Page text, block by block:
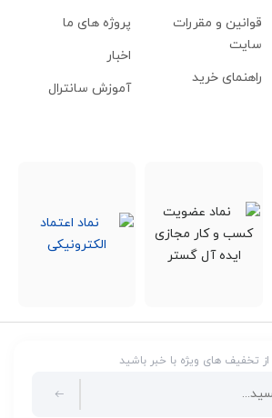
قوانین و مقررات
سایت
راهنمای خرید
پروژه های ما
اخبار
آموزش سانترال
تخفیف های ویژه با خبر باشید